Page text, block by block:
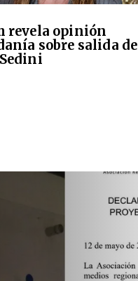
revela opinión
sobre salida de